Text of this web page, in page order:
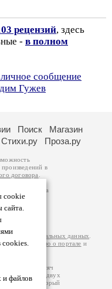
рецензий, здесь
- в полном
сообщение
Гужев
cookie
сайта.
cookies.
и файлов
Поиск
Магазин
Стихи.ру Проза.ру
в
договора
авторам
возможна
можете
за
на
персональных данных
информацию о портале и
200 тысяч
более двух
который